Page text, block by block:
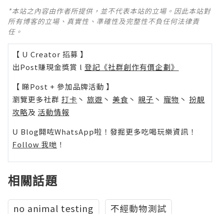
*本站之內容由作者所提供，並不代表本站的立場。因此本站對
所有博客的立場、真實性、準確性及完整性不負任何法律責
任。
【 U Creator 招募 】
出Post賺現金獎賞 l 登記《社群創作有價企劃》
【 睇Post + 參加品牌活動 】
瀏覽更多社群 打卡 丶 旅遊 丶 美食 丶 親子 丶 寵物 丶 扮靚
攻略及 活動情報
U Blog開咗WhatsApp啦！發掘更多吃喝玩樂資訊！
Follow 我哋 ！
相關話題
no animal testing
不經動物測試